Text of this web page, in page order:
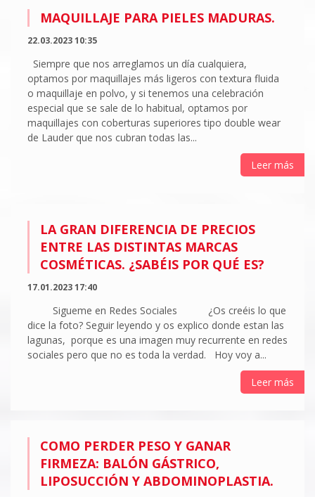
MAQUILLAJE PARA PIELES MADURAS.
22.03.2023 10:35
Siempre que nos arreglamos un día cualquiera,
optamos por maquillajes más ligeros con textura fluida
o maquillaje en polvo, y si tenemos una celebración
especial que se sale de lo habitual, optamos por
maquillajes con coberturas superiores tipo double wear
de Lauder que nos cubran todas las...
Leer más
LA GRAN DIFERENCIA DE PRECIOS
ENTRE LAS DISTINTAS MARCAS
COSMÉTICAS. ¿SABÉIS POR QUÉ ES?
17.01.2023 17:40
Sigueme en Redes Sociales ¿Os creéis lo que
dice la foto? Seguir leyendo y os explico donde estan las
lagunas, porque es una imagen muy recurrente en redes
sociales pero que no es toda la verdad. Hoy voy a...
Leer más
COMO PERDER PESO Y GANAR
FIRMEZA: BALÓN GÁSTRICO,
LIPOSUCCIÓN Y ABDOMINOPLASTIA.